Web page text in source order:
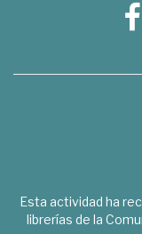
Esta actividad ha
librerías de la